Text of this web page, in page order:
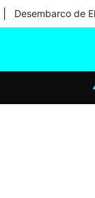
Desembarco de